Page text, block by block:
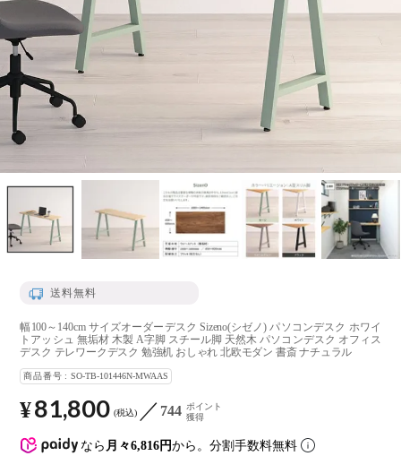
送料無料
幅100～140cm サイズオーダーデスク Sizeno(シゼノ) パソコンデスク ホワイ
トアッシュ 無垢材 木製 A字脚 スチール脚 天然木 パソコンデスク オフィス
デスク テレワークデスク 勉強机 おしゃれ 北欧モダン 書斎 ナチュラル
商品番号 SO-TB-101446N-MWAAS
なら 月々6,816円から。分割手数料無料
¥81,800 税込 744 ポイント
獲得